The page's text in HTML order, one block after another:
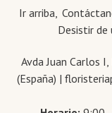
Ir arriba
Desistir de
Avda Juan Carlos
(España) |